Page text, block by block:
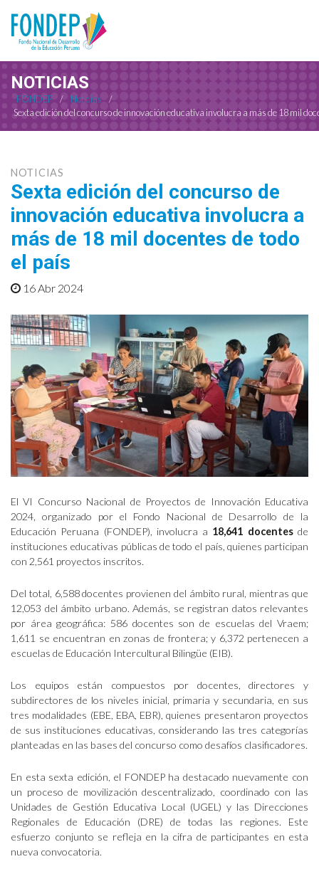
NOTICIAS
FONDEP / Noticias
/
Sexta edición del concurso de innovación educativa involucra a más de 18 mil
NOTICIAS
Sexta edición del concurso de
innovación educativa involucra a
más de 18 mil docentes de todo
el país
16 Abr 2024
El VI Concurso Nacional de Proyectos de Innovación Educativa
2024, organizado por el Fondo Nacional de Desarrollo de la
Educación Peruana (FONDEP), involucra a 18,641 docentesde
instituciones educativas públicas de todo el país, quienes participan
con 2,561 proyectos inscritos.
Del total, 6,588 docentes provienen del ámbito rural, mientras que
12,053 del ámbito urbano. Además, se registran datos relevantes
por área geográfica: 586 docentes son de escuelas del Vraem;
1,611 se encuentran en zonas de frontera; y 6,372 pertenecen a
escuelas de Educación Intercultural Bilingüe (EIB).
Los equipos están compuestos por docentes, directores y
subdirectores de los niveles inicial, primaria y secundaria, en sus
tres modalidades (EBE, EBA, EBR), quienes presentaron proyectos
de sus instituciones educativas, considerando las tres categorías
planteadas en las bases del concurso como desafíos clasificadores.
En esta sexta edición, el FONDEP ha destacado nuevamente con
un proceso de movilización descentralizado, coordinado con las
Unidades de Gestión Educativa Local (UGEL) y las Direcciones
Regionales de Educación (DRE) de todas las regiones. Este
esfuerzo conjunto se refleja en la cifra de participantes en esta
nueva convocatoria.